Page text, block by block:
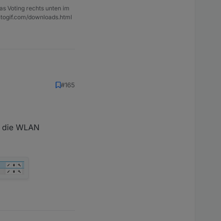
Voting rechts unten im
downloads.html
#165
WLAN